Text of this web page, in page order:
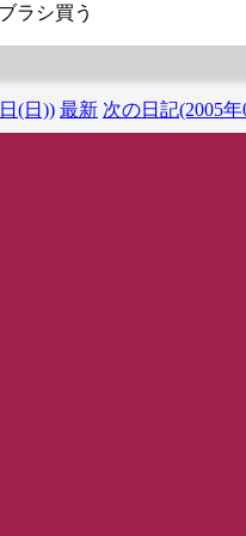
ラシ買う
(日)) 最新 次の日記(2005